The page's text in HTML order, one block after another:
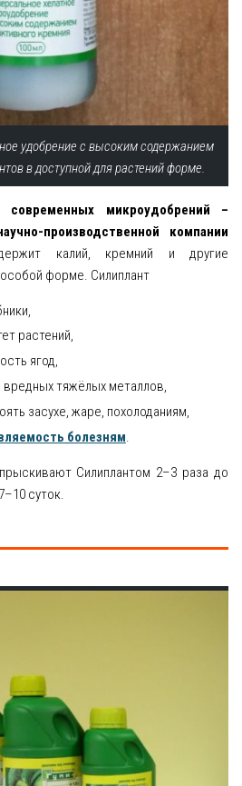
удобрение с высоким содержанием
в доступной для растений форме.
современных микроудобрений –
производственной компании
калий, кремний и другие
форме. Силиплант
растений,
ягод,
тяжёлых металлов,
засухе, жаре, похолоданиям,
болезням.
Силиплантом 2–3 раза до
суток.